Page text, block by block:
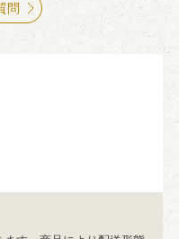
問